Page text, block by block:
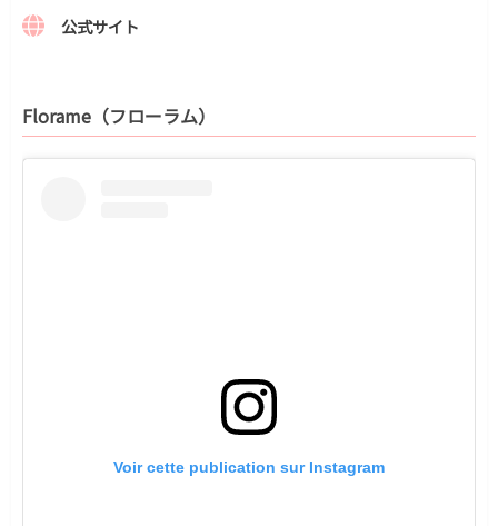
公式サイト
Florame（フローラム）
Voir cette publication sur Instagram